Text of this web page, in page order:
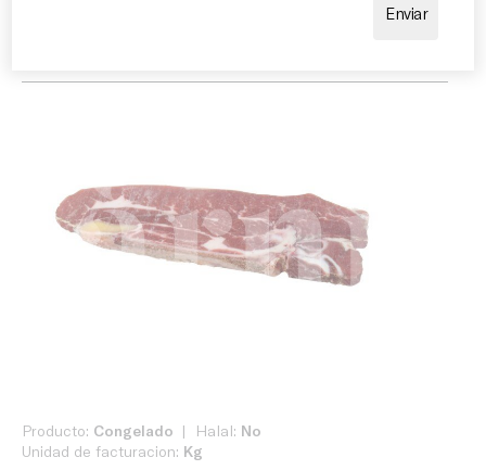
mexicana. Es recomana acabar amb sal en escates i
Producto: Congelado Halal: No
Unidad de facturacion: Kg